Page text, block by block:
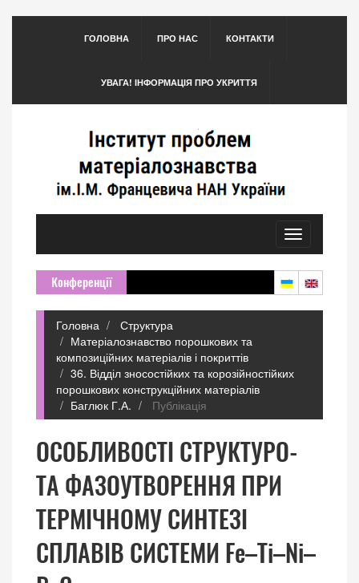
ГОЛОВНА ПРО НАС КОНТАКТИ
УВАГА! ІНФОРМАЦІЯ ПРО УКРИТТЯ
Toggle
navigation
Конференції
Головна
Структура
Матеріалознавство порошкових та
композиційних матеріалів і покриттів
36. Відділ зносостійких та корозійностійких
порошкових конструкційних матеріалів
Баглюк Г.А.
Публікація
ОСОБЛИВОСТІ СТРУКТУРО-
ТА ФАЗОУТВОРЕННЯ ПРИ
ТЕРМІЧНОМУ СИНТЕЗІ
СПЛАВІВ СИСТЕМИ Fe–Ti–Ni–